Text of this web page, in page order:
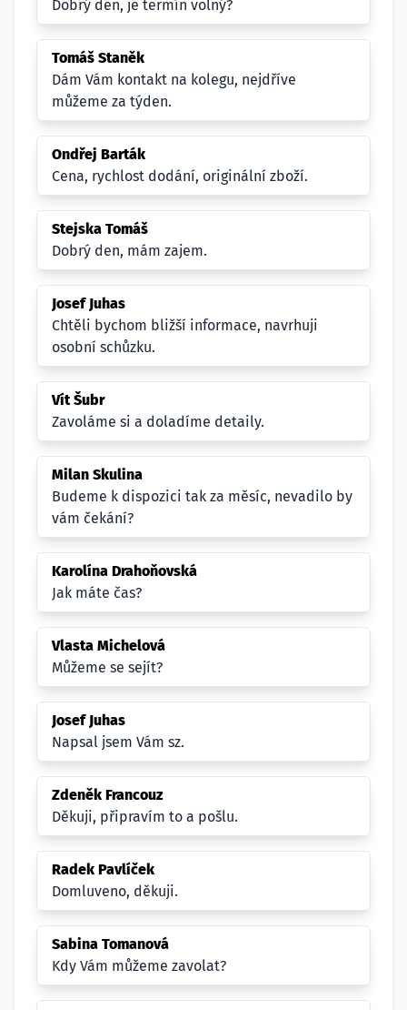
Dobrý den, je termín volný?
Tomáš Staněk
Dám Vám kontakt na kolegu, nejdříve
můžeme za týden.
Ondřej Barták
Cena, rychlost dodání, originální zboží.
Stejska Tomáš
Dobrý den, mám zajem.
Josef Juhas
Chtěli bychom bližší informace, navrhuji
osobní schůzku.
Vít Šubr
Zavoláme si a doladíme detaily.
Milan Skulina
Budeme k dispozici tak za měsíc, nevadilo by
vám čekání?
Karolína Drahoňovská
Jak máte čas?
Vlasta Michelová
Můžeme se sejít?
Josef Juhas
Napsal jsem Vám sz.
Zdeněk Francouz
Děkuji, připravím to a pošlu.
Radek Pavlíček
Domluveno, děkuji.
Sabina Tomanová
Kdy Vám můžeme zavolat?